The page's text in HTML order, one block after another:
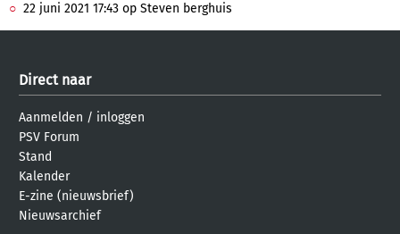
22 juni 2021 17:43 op Steven berghuis
Direct naar
Aanmelden / inloggen
PSV Forum
Stand
Kalender
E-zine (nieuwsbrief)
Nieuwsarchief